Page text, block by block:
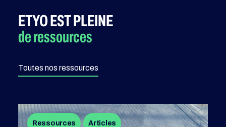
ETYO EST PLEINE
de ressources
Toutes nos ressources
Ressources Articles